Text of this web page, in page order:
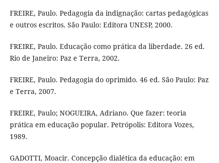
FREIRE, Paulo. Pedagogia da indignação: cartas pedagógicas
e outros escritos. São Paulo: Editora UNESP, 2000.
FREIRE, Paulo. Educação como prática da liberdade. 26 ed.
Rio de Janeiro: Paz e Terra, 2002.
FREIRE, Paulo. Pedagogia do oprimido. 46 ed. São Paulo: Paz
e Terra, 2007.
FREIRE, Paulo; NOGUEIRA, Adriano. Que fazer: teoria
prática em educação popular. Petrópolis: Editora Vozes,
1989.
GADOTTI, Moacir. Concepção dialética da educação: em